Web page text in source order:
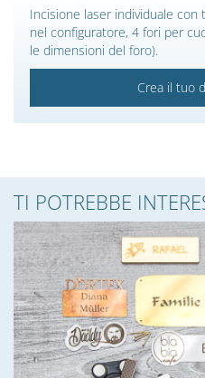
Incisione laser individuale
nel configuratore, 4 fori per
le dimensioni del foro).
Crea il tuo
TI POTREBBE